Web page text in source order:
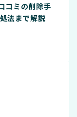
コミの削除手
法まで解説